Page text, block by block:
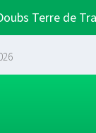
Terre de